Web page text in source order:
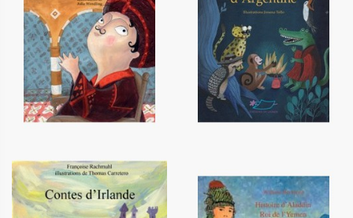
Le roi qui aimait les contes -
Tome 1
12,20 €
Contes animaliers d'Argentine
12,90 €